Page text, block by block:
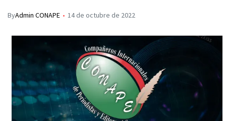
ByAdmin CONAPE 14 de octubre de 2022